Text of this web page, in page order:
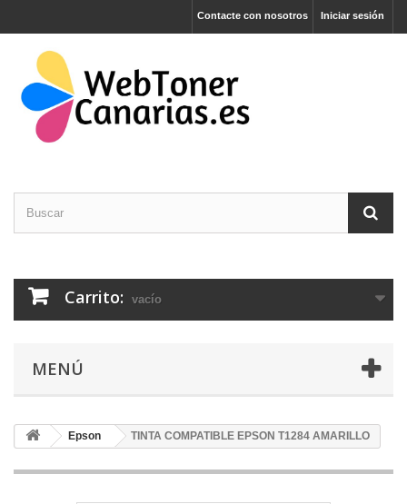
Iniciar sesión
Contacte con nosotros
Carrito: vacío
MENÚ
Epson TINTA COMPATIBLE EPSON T1284 AMARILLO